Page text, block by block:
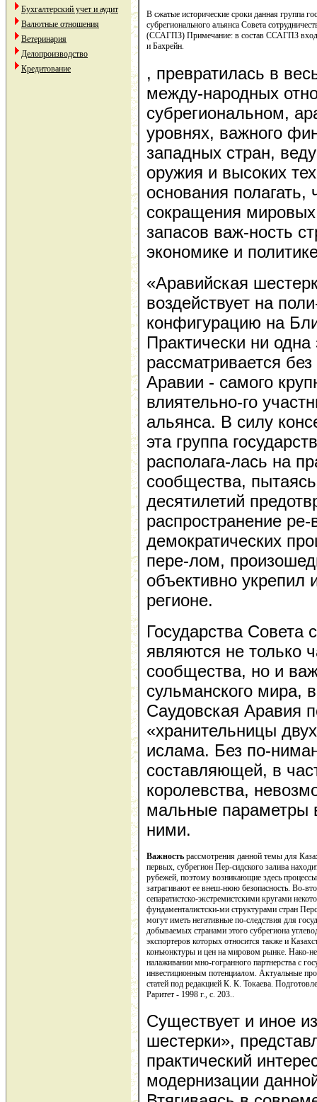
Бухгалтерский учет и аудит
Валютные отношения
Ветеринария
Делопроизводство
Кредитование
В сжатые исторические сроки данная группа
субрегионального альянса Совета
(ССАГПЗ) Примечание: в состав ССАГПЗ
и Бахрейн.
, превратилась в
между-народных
субрегиональном,
уровнях, важного
западных стран,
оружия и высоких
основания полагать,
сокращения
запасов важ-ность
экономике и
«Аравийская
воздействует на
конфигурацию на
Практически ни
рассматривается
Аравии - самого
влиятельно-го
альянса. В силу
эта группа
располага-лась на
сообщества,
десятилетий
распространение
демократических
пере-лом,
объективно укрепил
регионе.
Государства Совета
являются не только
сообщества, но и
сульманского мира,
Саудовская Аравия
«хранительницы
ислама. Без по-
составляющей, в
королевства,
мальные параметры
ними.
Важность рассмотрения данной темы для
первых, субрегион Пер-сидского залива
рубежей, поэтому возникающие здесь
затрагивают ее внеш-нюю безопасность. Во-
сепаратистско-экстремистскими кругами
фундаменталистски-ми структурами стран
могут иметь негативные по-следствия для
добываемых странами этого субрегиона
экспортеров которых относится также и
конъюнктуры и цен на мировом рынке. Нако-
налаживании мно-гогранного партнерства с
инвестиционным потенциалом. Актуальные
статей под редакцией К. К. Токаева.
Раритет - 1998 г., с. 203..
Существует и иное
шестерки»,
практический
модернизации